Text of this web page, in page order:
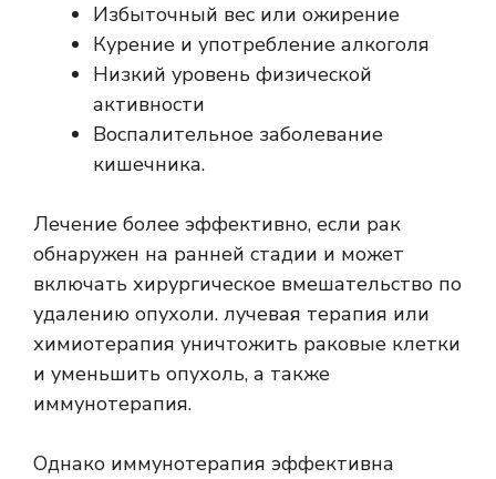
Избыточный вес или ожирение
Курение и употребление алкоголя
Низкий уровень физической
активности
Воспалительное заболевание
кишечника.
Лечение более эффективно, если рак
обнаружен на ранней стадии и может
включать хирургическое вмешательство по
удалению опухоли. лучевая терапия или
химиотерапия уничтожить раковые клетки
и уменьшить опухоль, а также
иммунотерапия.
Однако иммунотерапия эффективна